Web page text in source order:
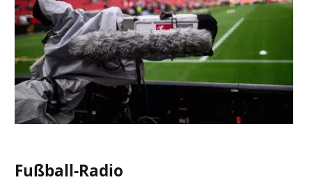
Fußball-Radio